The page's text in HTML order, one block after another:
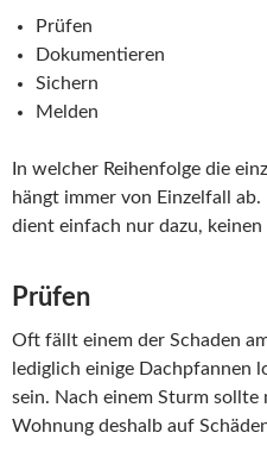
Prüfen
Dokumentieren
Sichern
Melden
In welcher Reihenfolge die
hängt immer von Einzelfall
dient einfach nur dazu,
Prüfen
Oft fällt einem der Schaden
lediglich einige Dachpfannen
sein. Nach einem Sturm sollte
Wohnung deshalb auf